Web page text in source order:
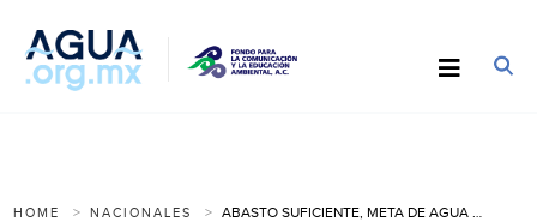
HOME NACIONALES